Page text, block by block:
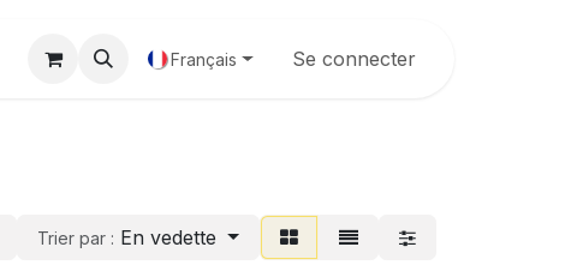
Galerie Français Se connecter
Trier par : En vedette